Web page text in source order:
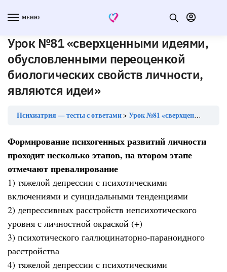
МЕНЮ
Урок №81 «сверхценными идеями,
обусловленными переоценкой
биологических свойств личности,
являются идеи»
Психиатрия — тесты с ответами Урок №81 «сверхценными идеями, обусловленными переоценкой биологических свойств личности, являются идеи»
Формирование психогенных развитий личности
проходит несколько этапов, на втором этапе
отмечают превалирование
1) тяжелой депрессии с психотическими
включениями и суицидальными тенденциями
2) депрессивных расстройств непсихотического
уровня с личностной окраской (+)
3) психотического галлюцинаторно-параноидного
расстройства
4) тяжелой депрессии с психотическими